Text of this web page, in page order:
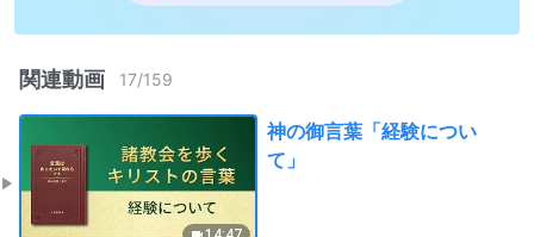
関連動画 17/159
神の御言葉「経験につい
て」